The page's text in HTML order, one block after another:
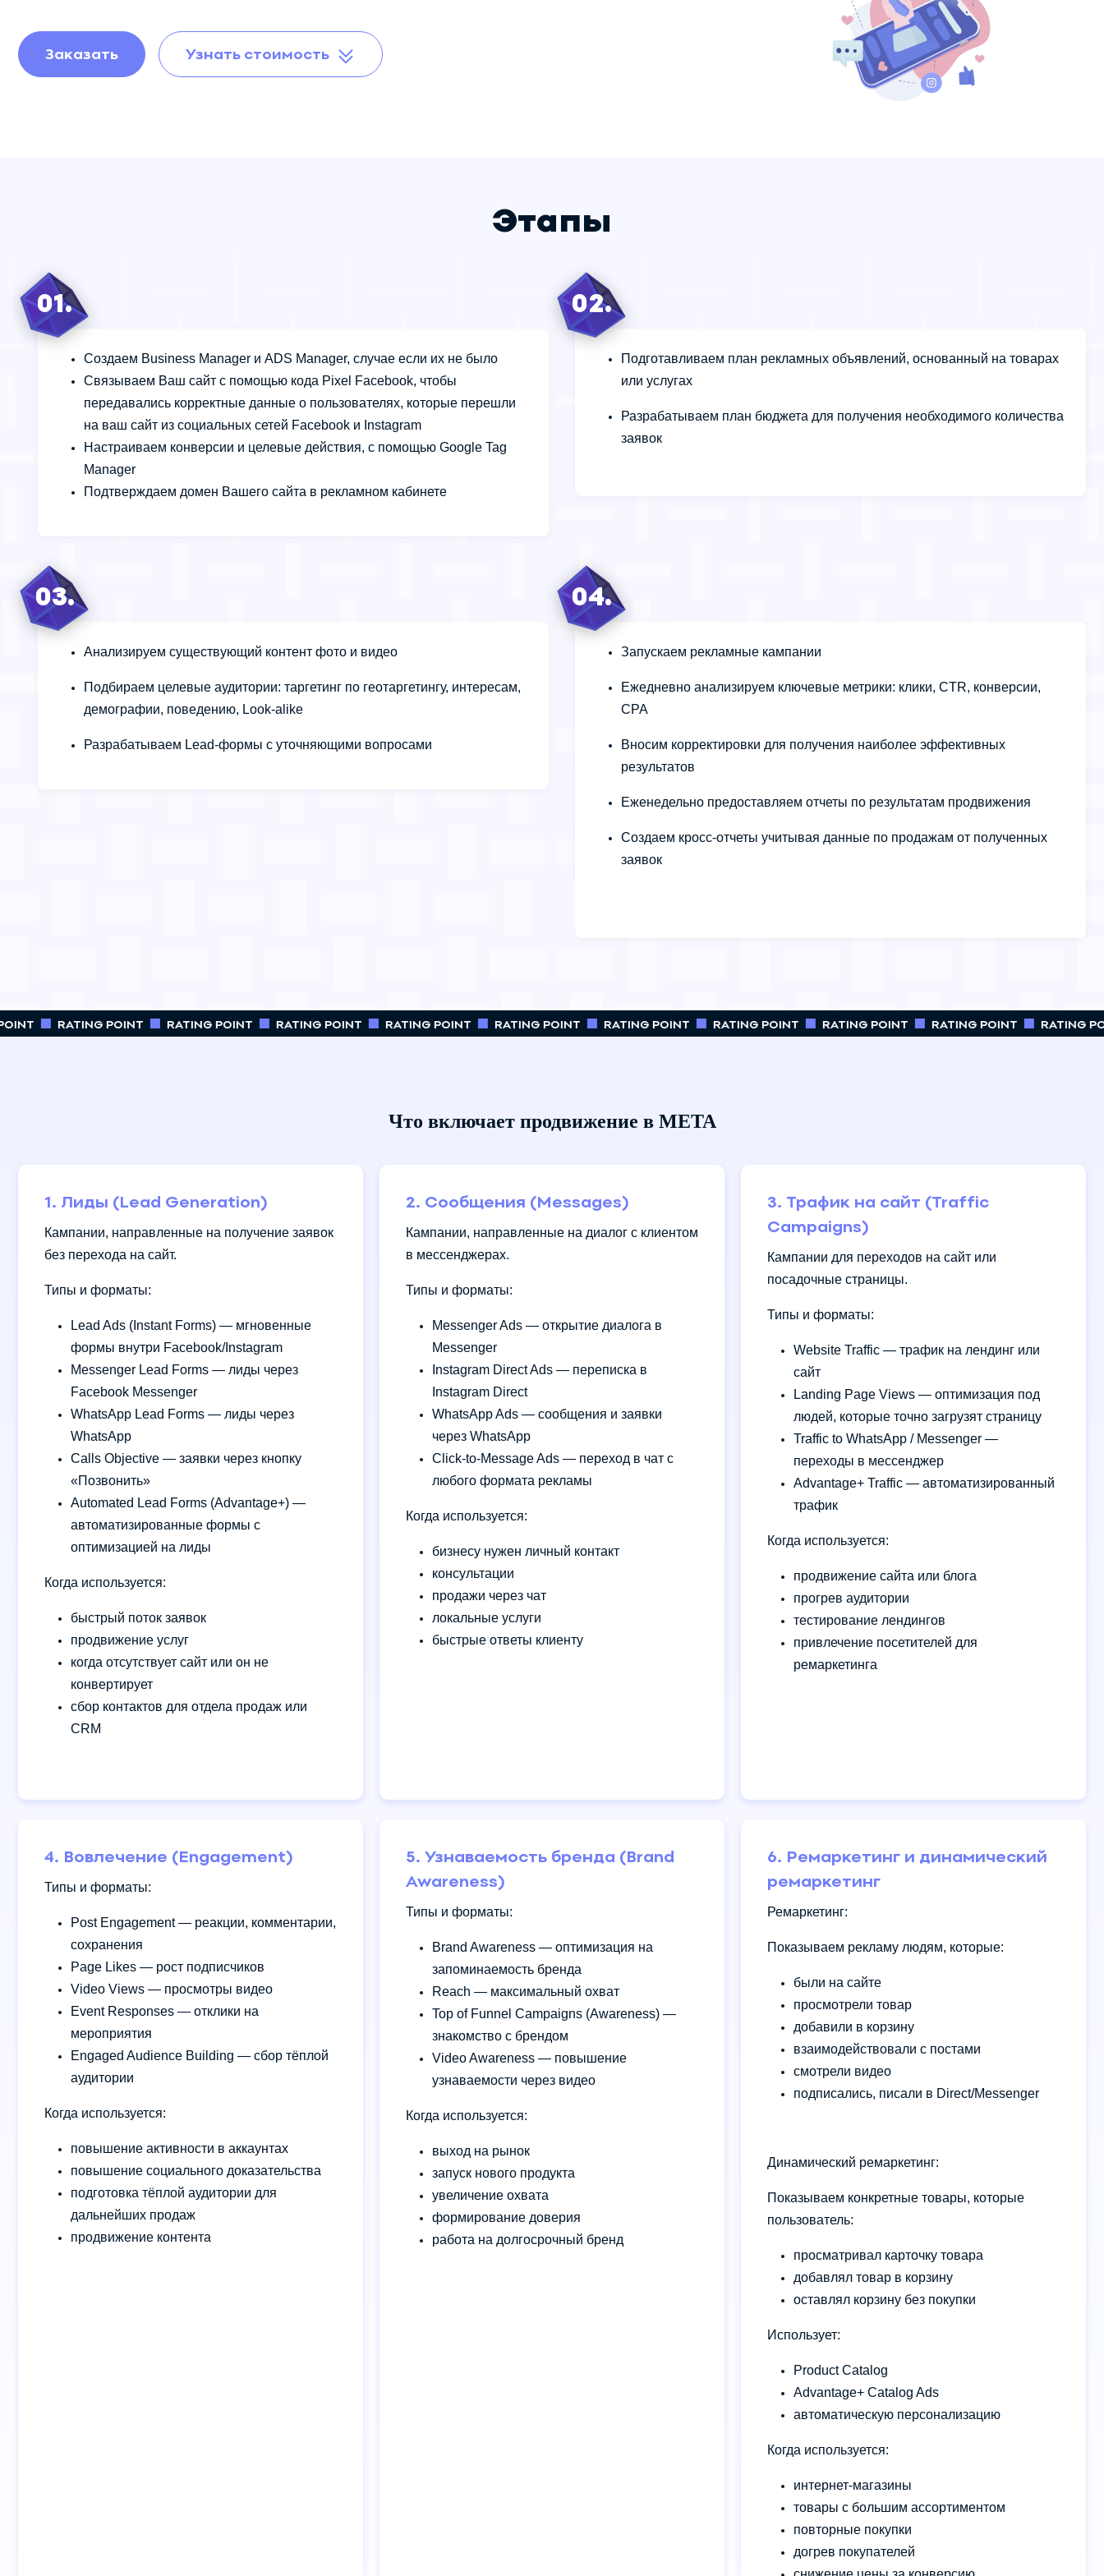
Развитие отдела
продаж
Заказать Узнать стоимость
Этапы
01.
Создаем Business Manager и ADS Manager, случае если их не было
Связываем Ваш сайт с помощью кода Pixel Facebook, чтобы
передавались корректные данные о пользователях, которые перешли
на ваш сайт из социальных сетей Facebook и Instagram
Настраиваем конверсии и целевые действия, с помощью Google Tag
Manager
Подтверждаем домен Вашего сайта в рекламном кабинете
02.
Подготавливаем план рекламных объявлений, основанный на товарах
или услугах
Разрабатываем план бюджета для получения необходимого количества
заявок
03.
Анализируем существующий контент фото и видео
Подбираем целевые аудитории: таргетинг по геотаргетингу, интересам,
демографии, поведению, Look-alike
Разрабатываем Lead-формы с уточняющими вопросами
04.
Запускаем рекламные кампании
Ежедневно анализируем ключевые метрики: клики, CTR, конверсии,
CPA
Вносим корректировки для получения наиболее эффективных
результатов
Еженедельно предоставляем отчеты по результатам продвижения
Создаем кросс-отчеты учитывая данные по продажам от полученных
заявок
RATING POINT RATING POINT RATING POINT RATING POINT RATING POINT RATING POINT RATING POINT RATING POINT RATING POINT RATING
Что включает продвижение в META
1. Лиды (Lead Generation)
Кампании, направленные на получение заявок
без перехода на сайт.
Типы и форматы:
Lead Ads (Instant Forms) — мгновенные
формы внутри Facebook/Instagram
Messenger Lead Forms — лиды через
Facebook Messenger
WhatsApp Lead Forms — лиды через
WhatsApp
Calls Objective — заявки через кнопку
«Позвонить»
Automated Lead Forms (Advantage+) —
автоматизированные формы с
оптимизацией на лиды
Когда используется:
быстрый поток заявок
продвижение услуг
когда отсутствует сайт или он не
конвертирует
сбор контактов для отдела продаж или
CRM
2. Сообщения (Messages)
Кампании, направленные на диалог с клиентом
в мессенджерах.
Типы и форматы:
Messenger Ads — открытие диалога в
Messenger
Instagram Direct Ads — переписка в
Instagram Direct
WhatsApp Ads — сообщения и заявки
через WhatsApp
Click-to-Message Ads — переход в чат с
любого формата рекламы
Когда используется:
бизнесу нужен личный контакт
консультации
продажи через чат
локальные услуги
быстрые ответы клиенту
3. Трафик на сайт (Traffic
Campaigns)
Кампании для переходов на сайт или
посадочные страницы.
Типы и форматы:
Website Traffic — трафик на лендинг или
сайт
Landing Page Views — оптимизация под
людей, которые точно загрузят страницу
Traffic to WhatsApp / Messenger —
переходы в мессенджер
Advantage+ Traffic — автоматизированный
трафик
Когда используется:
продвижение сайта или блога
прогрев аудитории
тестирование лендингов
привлечение посетителей для
ремаркетинга
4. Вовлечение (Engagement)
Типы и форматы:
Post Engagement — реакции, комментарии,
сохранения
Page Likes — рост подписчиков
Video Views — просмотры видео
Event Responses — отклики на
мероприятия
Engaged Audience Building — сбор тёплой
аудитории
Когда используется:
повышение активности в аккаунтах
повышение социального доказательства
подготовка тёплой аудитории для
дальнейших продаж
продвижение контента
5. Узнаваемость бренда (Brand
Awareness)
Типы и форматы:
Brand Awareness — оптимизация на
запоминаемость бренда
Reach — максимальный охват
Top of Funnel Campaigns (Awareness) —
знакомство с брендом
Video Awareness — повышение
узнаваемости через видео
Когда используется:
выход на рынок
запуск нового продукта
увеличение охвата
формирование доверия
работа на долгосрочный бренд
6. Ремаркетинг и динамический
ремаркетинг
Ремаркетинг:
Показываем рекламу людям, которые:
были на сайте
просмотрели товар
добавили в корзину
взаимодействовали с постами
смотрели видео
подписались, писали в Direct/Messenger
Динамический ремаркетинг:
Показываем конкретные товары, которые
пользователь:
просматривал карточку товара
добавлял товар в корзину
оставлял корзину без покупки
Использует:
Product Catalog
Advantage+ Catalog Ads
автоматическую персонализацию
Когда используется:
интернет-магазины
товары с большим ассортиментом
повторные покупки
догрев покупателей